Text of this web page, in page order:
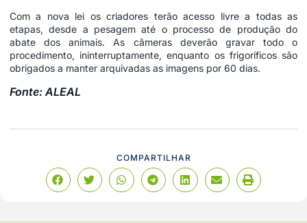
Com a nova lei os criadores terão acesso livre a todas as
etapas, desde a pesagem até o processo de produção do
abate dos animais. As câmeras deverão gravar todo o
procedimento, ininterruptamente, enquanto os frigoríficos são
obrigados a manter arquivadas as imagens por 60 dias.
Fonte: ALEAL
COMPARTILHAR